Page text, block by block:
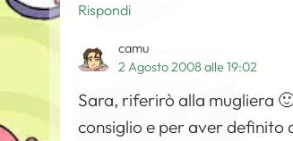
Rispondi
camu
2 Agosto 2008 alle 19:02
Sara, riferirò alla mugliera
consiglio e per aver definito